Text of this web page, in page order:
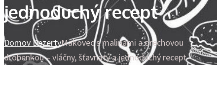
jednoduchý recept
DomovDezertyMakovec s malinami a orechovou
drobenkou – vláčny, šťavnatý a jednoduchý recept